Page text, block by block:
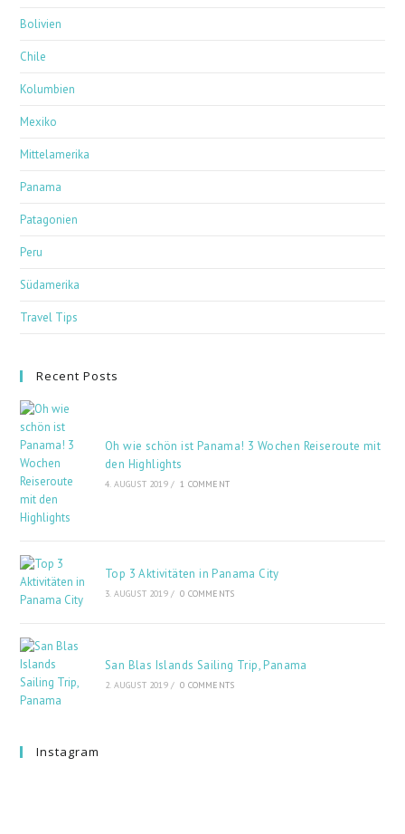
Bolivien
Chile
Kolumbien
Mexiko
Mittelamerika
Panama
Patagonien
Peru
Südamerika
Travel Tips
Recent Posts
Oh wie schön ist Panama! 3 Wochen Reiseroute mit
den Highlights
4. AUGUST 2019 / 1 COMMENT
Top 3 Aktivitäten in Panama City
3. AUGUST 2019 / 0 COMMENTS
San Blas Islands Sailing Trip, Panama
2. AUGUST 2019 / 0 COMMENTS
Instagram